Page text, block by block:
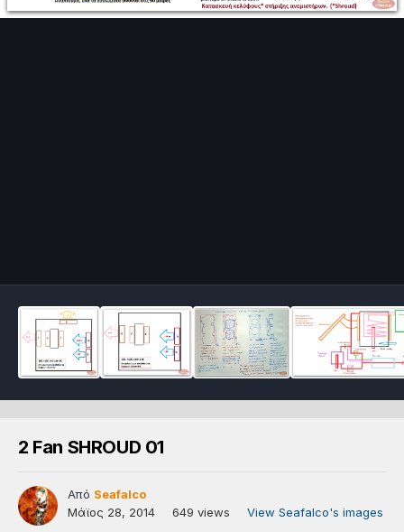
2 Fan SHROUD 01
Από Seafalco
Μάϊος 28, 2014
649 views View Seafalco's images